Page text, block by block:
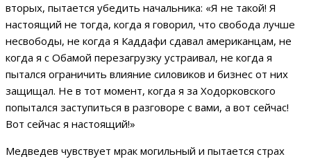
вторых, пытается убедить начальника: «Я не такой! Я
настоящий не тогда, когда я говорил, что свобода лучше
несвободы, не когда я Каддафи сдавал американцам, не
когда я с Обамой перезагрузку устраивал, не когда я
пытался ограничить влияние силовиков и бизнес от них
защищал. Не в тот момент, когда я за Ходорковского
попытался заступиться в разговоре с вами, а вот сейчас!
Вот сейчас я настоящий!»
Медведев чувствует мрак могильный и пытается страх